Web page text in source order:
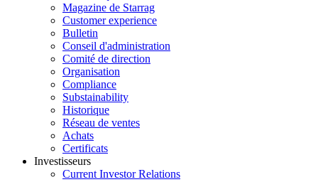
Magazine de Starrag
Customer experience
Bulletin
Conseil d'administration
Comité de direction
Organisation
Compliance
Substainability
Historique
Réseau de ventes
Achats
Certificats
Investisseurs
Current Investor Relations